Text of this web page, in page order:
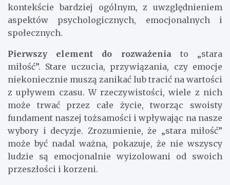
kontekście bardziej ogólnym, z uwzględnieniem
aspektów psychologicznych, emocjonalnych i
społecznych.
Pierwszy element do rozważenia to „stara
miłość”. Stare uczucia, przywiązania, czy emocje
niekoniecznie muszą zanikać lub tracić na wartości
z upływem czasu. W rzeczywistości, wiele z nich
może trwać przez całe życie, tworząc swoisty
fundament naszej tożsamości i wpływając na nasze
wybory i decyzje. Zrozumienie, że „stara miłość”
może być nadal ważna, pokazuje, że nie wszyscy
ludzie są emocjonalnie wyizolowani od swoich
przeszłości i korzeni.